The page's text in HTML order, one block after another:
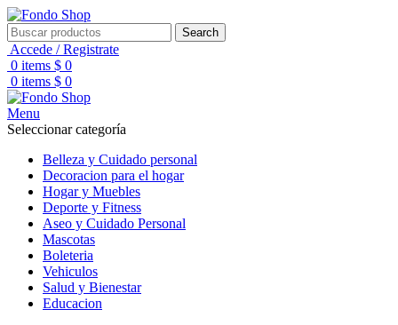
Search
Accede / Registrate
0 items $ 0
0 items $ 0
Menu
Seleccionar categoría
Belleza y Cuidado personal
Decoracion para el hogar
Hogar y Muebles
Deporte y Fitness
Aseo y Cuidado Personal
Mascotas
Boleteria
Vehiculos
Salud y Bienestar
Educacion